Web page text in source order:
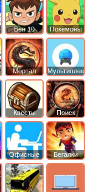
Аанге
Бен 10 Покемоны
Мортал
комбат
Мультиплеер
Квесты
Поиск
предметов
Офисные Бегалки